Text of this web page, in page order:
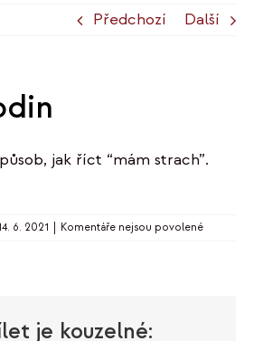
Předchozí Další
jak říct “mám strach”.
6. 2021 Komentáře nejsou povolenéu
je kouzelné: